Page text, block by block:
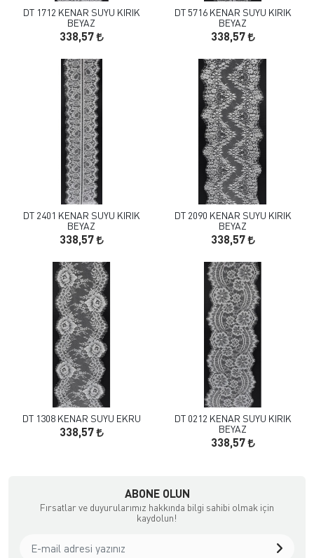
DT 1712 KENAR SUYU KIRIK
BEYAZ
338,57
DT 5716 KENAR SUYU KIRIK
BEYAZ
338,57
DT 2401 KENAR SUYU KIRIK
BEYAZ
338,57
DT 2090 KENAR SUYU KIRIK
BEYAZ
338,57
DT 1308 KENAR SUYU EKRU
338,57
DT 0212 KENAR SUYU KIRIK
BEYAZ
338,57
ABONE OLUN
Fırsatlar ve duyurularımız hakkında bilgi sahibi olmak için
kaydolun!